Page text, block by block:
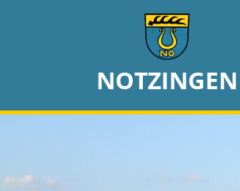
NOTZINGEN